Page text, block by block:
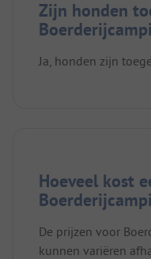
Zijn honden
Ja, honden zijn
Hoeveel kost
De prijzen voor
kunnen variëren